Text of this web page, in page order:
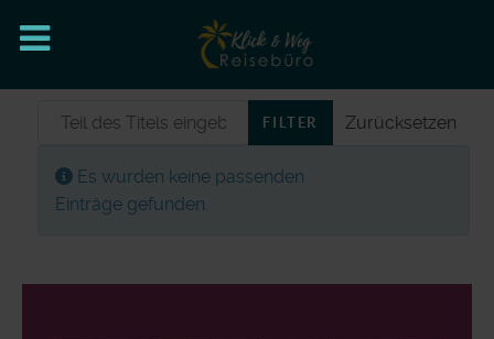
Teil des Titels eingeben FILTER
Zurücksetzen
Information
Es wurden keine passenden
Einträge gefunden.